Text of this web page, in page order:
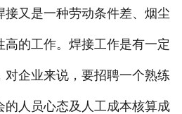
接又是一种劳动条件差、烟尘
高的工作。焊接工作是有一定
对企业来说，要招聘一个熟练
的人员心态及人工成本核算成